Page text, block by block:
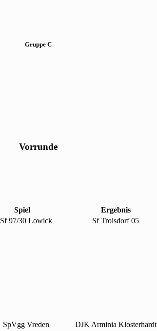
Gruppe C
Vorrunde
Spiel Ergebnis
Sf97/30 Lowick Sf Troisdorf05
SpVgg Vreden DJK Arminia Klosterhardt